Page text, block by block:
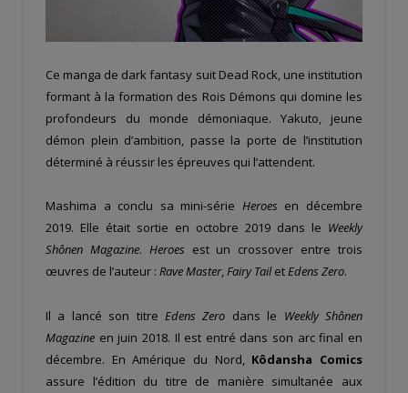
Ce manga de dark fantasy suit Dead Rock, une institution
formant à la formation des Rois Démons qui domine les
profondeurs du monde démoniaque. Yakuto, jeune
démon plein d’ambition, passe la porte de l’institution
déterminé à réussir les épreuves qui l’attendent.
Mashima a conclu sa mini-série Heroes en décembre
2019. Elle était sortie en octobre 2019 dans le Weekly
Shônen Magazine. Heroes est un crossover entre trois
œuvres de l’auteur : Rave Master,Fairy TailetEdens Zero.
Il a lancé son titre Edens Zero dans le Weekly Shônen
Magazine en juin 2018. Il est entré dans son arc final en
décembre. En Amérique du Nord, Kôdansha Comics
assure l’édition du titre de manière simultanée aux